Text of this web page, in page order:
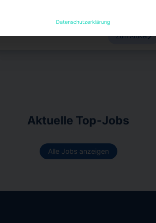
6. August 2026
Zum Artikel
Aktuelle Top-Jobs
Alle Jobs anzeigen
Datenschutzerklärung